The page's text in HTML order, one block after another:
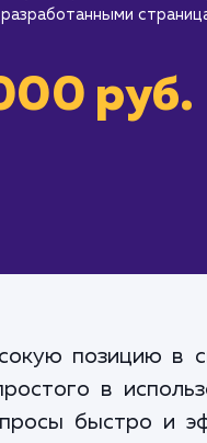
руб.
позицию в
в
быстро и